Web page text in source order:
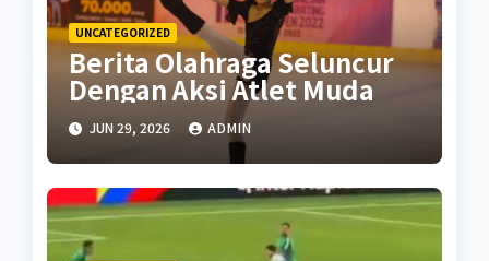
UNCATEGORIZED
Berita Olahraga Seluncur
Dengan Aksi Atlet Muda
JUN 29, 2026 ADMIN